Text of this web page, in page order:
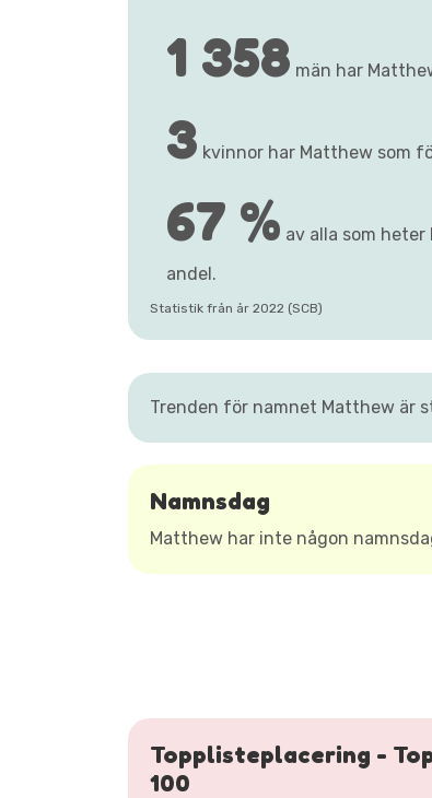
1 358 män har
3 kvinnor har Matthew som
67 % av alla som
andel.
Statistik från år 2022 (SCB)
Trenden för namnet Matthew är
Namnsdag
Matthew har inte någon
Topplisteplacering -
100